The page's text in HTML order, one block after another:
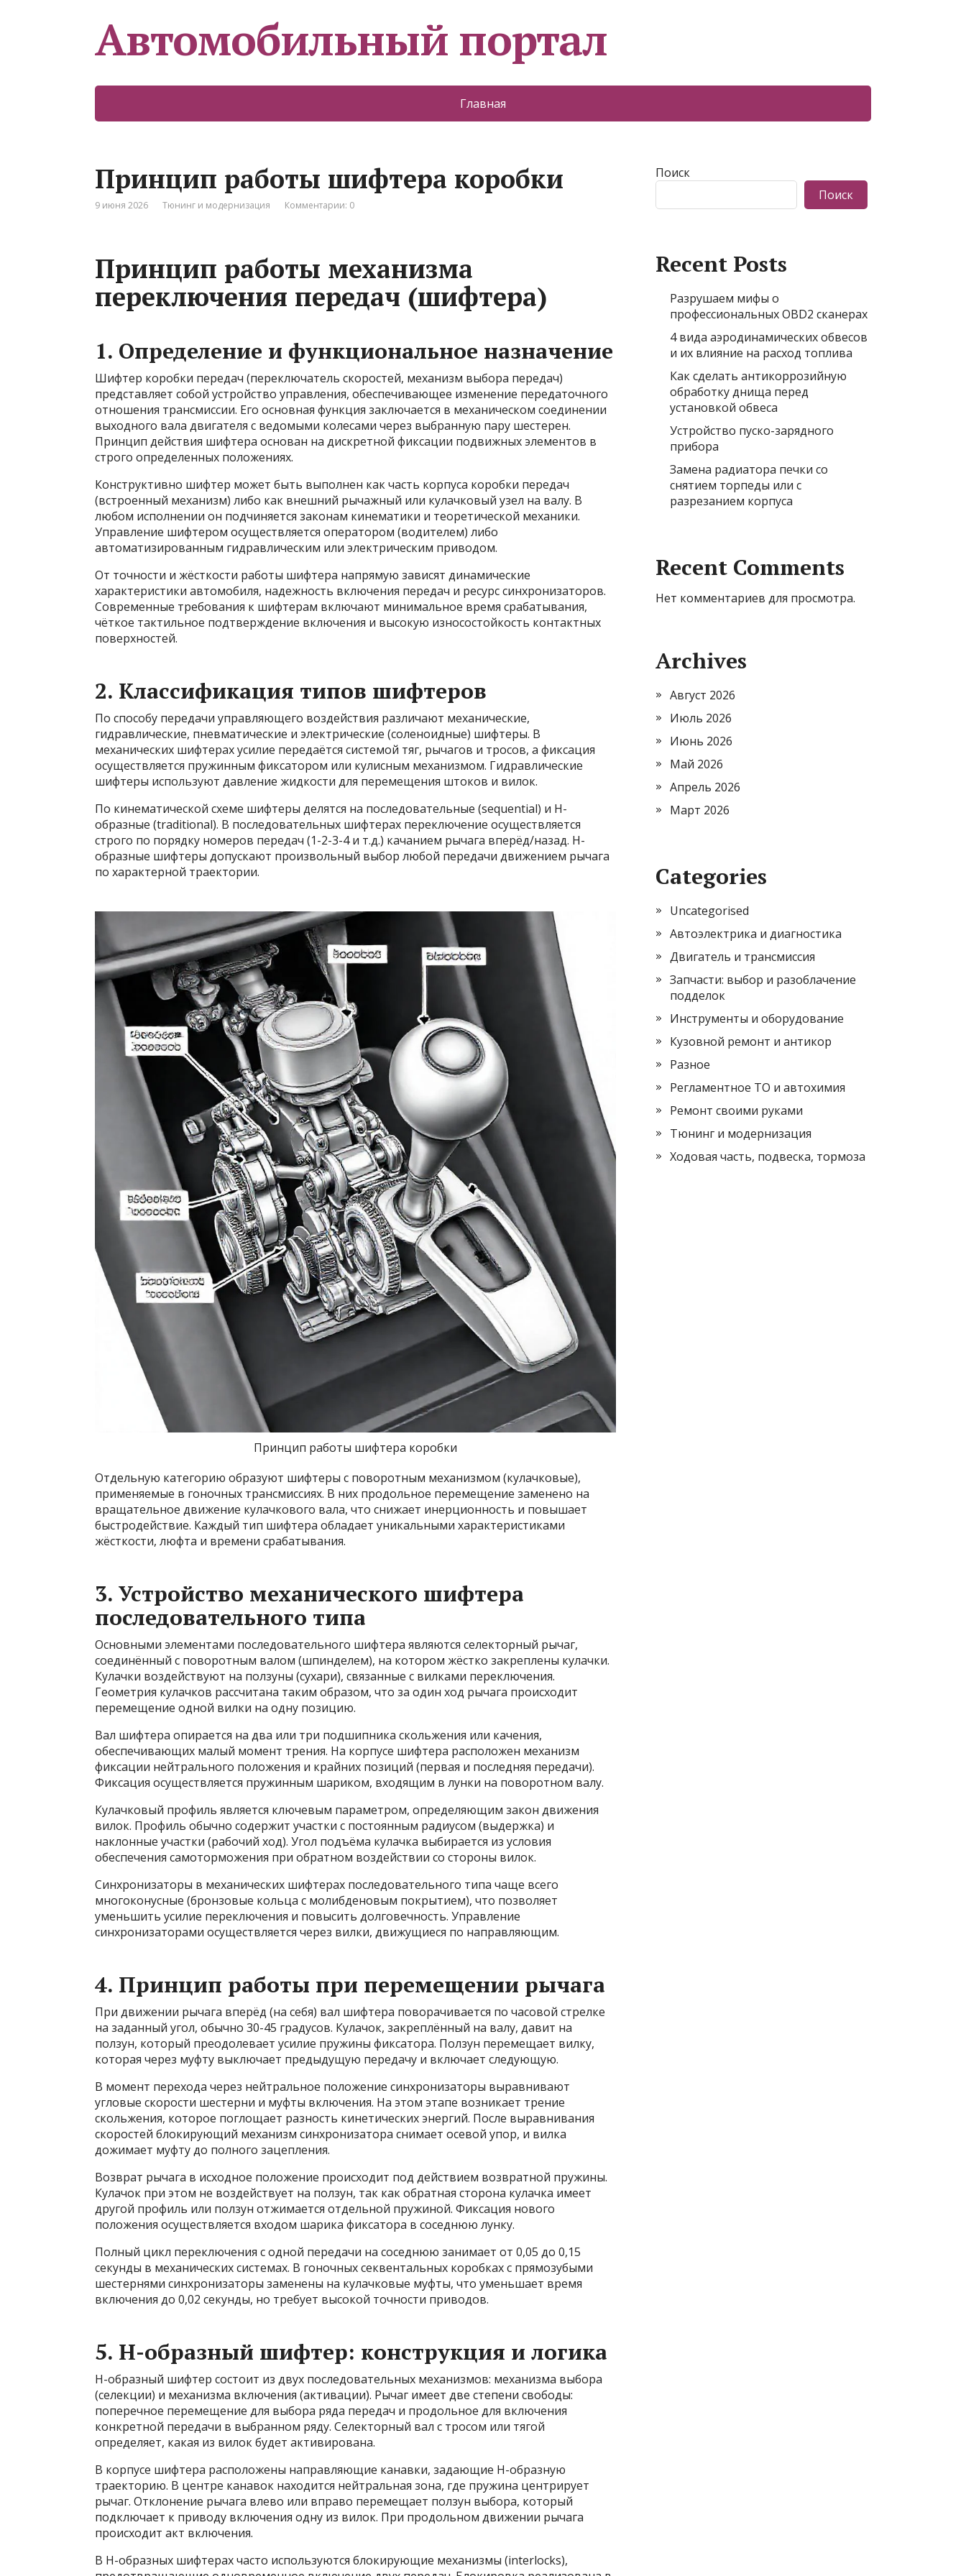
Автомобильный портал
Главная
Принцип работы шифтера коробки
9 июня 2026 Тюнинг и модернизация Комментарии: 0
Принцип работы механизма
переключения передач (шифтера)
1. Определение и функциональное назначение
Шифтер коробки передач (переключатель скоростей, механизм выбора передач)
представляет собой устройство управления, обеспечивающее изменение передаточного
отношения трансмиссии. Его основная функция заключается в механическом соединении
выходного вала двигателя с ведомыми колесами через выбранную пару шестерен.
Принцип действия шифтера основан на дискретной фиксации подвижных элементов в
строго определенных положениях.
Конструктивно шифтер может быть выполнен как часть корпуса коробки передач
(встроенный механизм) либо как внешний рычажный или кулачковый узел на валу. В
любом исполнении он подчиняется законам кинематики и теоретической механики.
Управление шифтером осуществляется оператором (водителем) либо
автоматизированным гидравлическим или электрическим приводом.
От точности и жёсткости работы шифтера напрямую зависят динамические
характеристики автомобиля, надежность включения передач и ресурс синхронизаторов.
Современные требования к шифтерам включают минимальное время срабатывания,
чёткое тактильное подтверждение включения и высокую износостойкость контактных
поверхностей.
2. Классификация типов шифтеров
По способу передачи управляющего воздействия различают механические,
гидравлические, пневматические и электрические (соленоидные) шифтеры. В
механических шифтерах усилие передаётся системой тяг, рычагов и тросов, а фиксация
осуществляется пружинным фиксатором или кулисным механизмом. Гидравлические
шифтеры используют давление жидкости для перемещения штоков и вилок.
По кинематической схеме шифтеры делятся на последовательные (sequential) и H-
образные (traditional). В последовательных шифтерах переключение осуществляется
строго по порядку номеров передач (1-2-3-4 и т.д.) качанием рычага вперёд/назад. H-
образные шифтеры допускают произвольный выбор любой передачи движением рычага
по характерной траектории.
Принцип работы шифтера коробки
Отдельную категорию образуют шифтеры с поворотным механизмом (кулачковые),
применяемые в гоночных трансмиссиях. В них продольное перемещение заменено на
вращательное движение кулачкового вала, что снижает инерционность и повышает
быстродействие. Каждый тип шифтера обладает уникальными характеристиками
жёсткости, люфта и времени срабатывания.
3. Устройство механического шифтера
последовательного типа
Основными элементами последовательного шифтера являются селекторный рычаг,
соединённый с поворотным валом (шпинделем), на котором жёстко закреплены кулачки.
Кулачки воздействуют на ползуны (сухари), связанные с вилками переключения.
Геометрия кулачков рассчитана таким образом, что за один ход рычага происходит
перемещение одной вилки на одну позицию.
Вал шифтера опирается на два или три подшипника скольжения или качения,
обеспечивающих малый момент трения. На корпусе шифтера расположен механизм
фиксации нейтрального положения и крайних позиций (первая и последняя передачи).
Фиксация осуществляется пружинным шариком, входящим в лунки на поворотном валу.
Кулачковый профиль является ключевым параметром, определяющим закон движения
вилок. Профиль обычно содержит участки с постоянным радиусом (выдержка) и
наклонные участки (рабочий ход). Угол подъёма кулачка выбирается из условия
обеспечения самоторможения при обратном воздействии со стороны вилок.
Синхронизаторы в механических шифтерах последовательного типа чаще всего
многоконусные (бронзовые кольца с молибденовым покрытием), что позволяет
уменьшить усилие переключения и повысить долговечность. Управление
синхронизаторами осуществляется через вилки, движущиеся по направляющим.
4. Принцип работы при перемещении рычага
При движении рычага вперёд (на себя) вал шифтера поворачивается по часовой стрелке
на заданный угол, обычно 30-45 градусов. Кулачок, закреплённый на валу, давит на
ползун, который преодолевает усилие пружины фиксатора. Ползун перемещает вилку,
которая через муфту выключает предыдущую передачу и включает следующую.
В момент перехода через нейтральное положение синхронизаторы выравнивают
угловые скорости шестерни и муфты включения. На этом этапе возникает трение
скольжения, которое поглощает разность кинетических энергий. После выравнивания
скоростей блокирующий механизм синхронизатора снимает осевой упор, и вилка
дожимает муфту до полного зацепления.
Возврат рычага в исходное положение происходит под действием возвратной пружины.
Кулачок при этом не воздействует на ползун, так как обратная сторона кулачка имеет
другой профиль или ползун отжимается отдельной пружиной. Фиксация нового
положения осуществляется входом шарика фиксатора в соседнюю лунку.
Полный цикл переключения с одной передачи на соседнюю занимает от 0,05 до 0,15
секунды в механических системах. В гоночных секвентальных коробках с прямозубыми
шестернями синхронизаторы заменены на кулачковые муфты, что уменьшает время
включения до 0,02 секунды, но требует высокой точности приводов.
5. H-образный шифтер: конструкция и логика
H-образный шифтер состоит из двух последовательных механизмов: механизма выбора
(селекции) и механизма включения (активации). Рычаг имеет две степени свободы:
поперечное перемещение для выбора ряда передач и продольное для включения
конкретной передачи в выбранном ряду. Селекторный вал с тросом или тягой
определяет, какая из вилок будет активирована.
В корпусе шифтера расположены направляющие канавки, задающие H-образную
траекторию. В центре канавок находится нейтральная зона, где пружина центрирует
рычаг. Отклонение рычага влево или вправо перемещает ползун выбора, который
подключает к приводу включения одну из вилок. При продольном движении рычага
происходит акт включения.
В H-образных шифтерах часто используются блокирующие механизмы (interlocks),
Поиск
Поиск
Recent Posts
Разрушаем мифы о
профессиональных OBD2 сканерах
4 вида аэродинамических обвесов
и их влияние на расход топлива
Как сделать антикоррозийную
обработку днища перед
установкой обвеса
Устройство пуско-зарядного
прибора
Замена радиатора печки со
снятием торпеды или с
разрезанием корпуса
Recent Comments
Нет комментариев для просмотра.
Archives
Август 2026
Июль 2026
Июнь 2026
Май 2026
Апрель 2026
Март 2026
Categories
Uncategorised
Автоэлектрика и диагностика
Двигатель и трансмиссия
Запчасти: выбор и разоблачение
подделок
Инструменты и оборудование
Кузовной ремонт и антикор
Разное
Регламентное ТО и автохимия
Ремонт своими руками
Тюнинг и модернизация
Ходовая часть, подвеска, тормоза